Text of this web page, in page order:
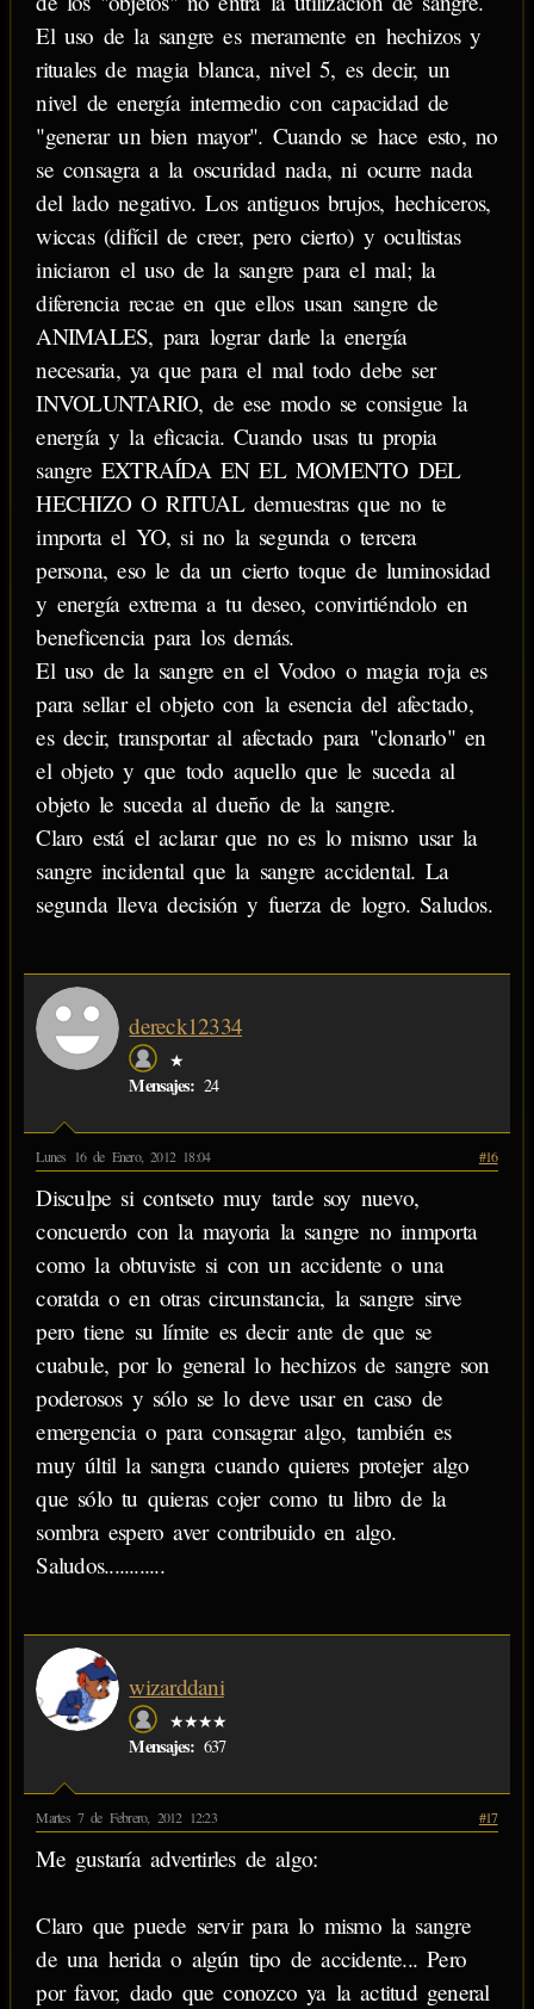
El uso de la sangre es meramente en hechizos y
rituales de magia blanca, nivel 5, es decir, un
nivel de energía intermedio con capacidad de
"generar un bien mayor". Cuando se hace esto, no
se consagra a la oscuridad nada, ni ocurre nada
del lado negativo. Los antiguos brujos, hechiceros,
wiccas (difícil de creer, pero cierto) y ocultistas
iniciaron el uso de la sangre para el mal; la
diferencia recae en que ellos usan sangre de
ANIMALES, para lograr darle la energía
necesaria, ya que para el mal todo debe ser
INVOLUNTARIO, de ese modo se consigue la
energía y la eficacia. Cuando usas tu propia
sangre EXTRAÍDA EN EL MOMENTO DEL
HECHIZO O RITUAL demuestras que no te
importa el YO, si no la segunda o tercera
persona, eso le da un cierto toque de luminosidad
y energía extrema a tu deseo, convirtiéndolo en
beneficencia para los demás.
El uso de la sangre en el Vodoo o magia roja es
para sellar el objeto con la esencia del afectado,
es decir, transportar al afectado para "clonarlo" en
el objeto y que todo aquello que le suceda al
objeto le suceda al dueño de la sangre.
Claro está el aclarar que no es lo mismo usar la
sangre incidental que la sangre accidental. La
segunda lleva decisión y fuerza de logro. Saludos.
dereck12334
★
Mensajes: 24
Lunes 16 de Enero, 2012 18:04 #16
Disculpe si contseto muy tarde soy nuevo,
concuerdo con la mayoria la sangre no inmporta
como la obtuviste si con un accidente o una
coratda o en otras circunstancia, la sangre sirve
pero tiene su límite es decir ante de que se
cuabule, por lo general lo hechizos de sangre son
poderosos y sólo se lo deve usar en caso de
emergencia o para consagrar algo, también es
muy últil la sangra cuando quieres protejer algo
que sólo tu quieras cojer como tu libro de la
sombra espero aver contribuido en algo.
Saludos............
wizarddani
★★★★
Mensajes: 637
Martes 7 de Febrero, 2012 12:23 #17
Me gustaría advertirles de algo:
Claro que puede servir para lo mismo la sangre
de una herida o algún tipo de accidente... Pero
por favor, dado que conozco ya la actitud general